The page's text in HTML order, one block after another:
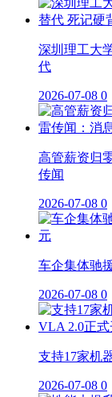
深圳理工大
代
2026-07-08 0
高管薪资归
传闻
2026-07-08 0
车企集体驰
2026-07-08 0
支持17家机
2026-07-08 0